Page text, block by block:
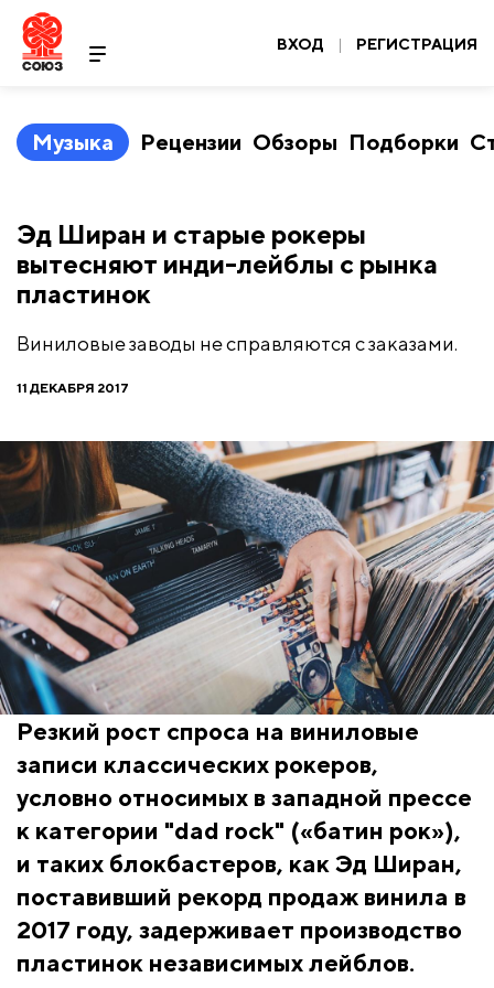
ВХОД | РЕГИСТРАЦИЯ
Музыка Рецензии Обзоры Подборки
Эд Ширан и старые рокеры
вытесняют инди-лейблы с рынка
пластинок
Виниловые заводы не справляются с заказами.
11 ДЕКАБРЯ 2017
Резкий рост спроса на виниловые
записи классических рокеров,
условно относимых в западной прессе
к категории "dad rock" («батин рок»),
и таких блокбастеров, как Эд Ширан,
поставивший рекорд продаж винила в
2017 году, задерживает производство
пластинок независимых лейблов.